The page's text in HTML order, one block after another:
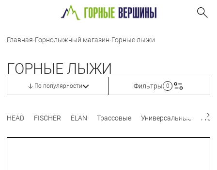
Главная-Горнолыжный магазин-Горные лыжи
ГОРНЫЕ ЛЫЖИ
По популярности Фильтры 0
HEAD FISCHER ELAN Трассовые Универсальные